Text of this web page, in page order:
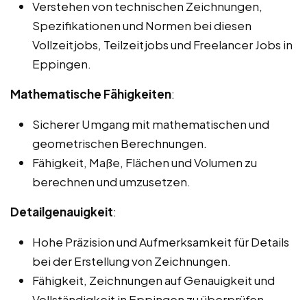
Verstehen von technischen Zeichnungen,
Spezifikationen und Normen bei diesen
Vollzeitjobs, Teilzeitjobs und Freelancer Jobs in
Eppingen.
Mathematische Fähigkeiten:
Sicherer Umgang mit mathematischen und
geometrischen Berechnungen.
Fähigkeit, Maße, Flächen und Volumen zu
berechnen und umzusetzen.
Detailgenauigkeit:
Hohe Präzision und Aufmerksamkeit für Details
bei der Erstellung von Zeichnungen.
Fähigkeit, Zeichnungen auf Genauigkeit und